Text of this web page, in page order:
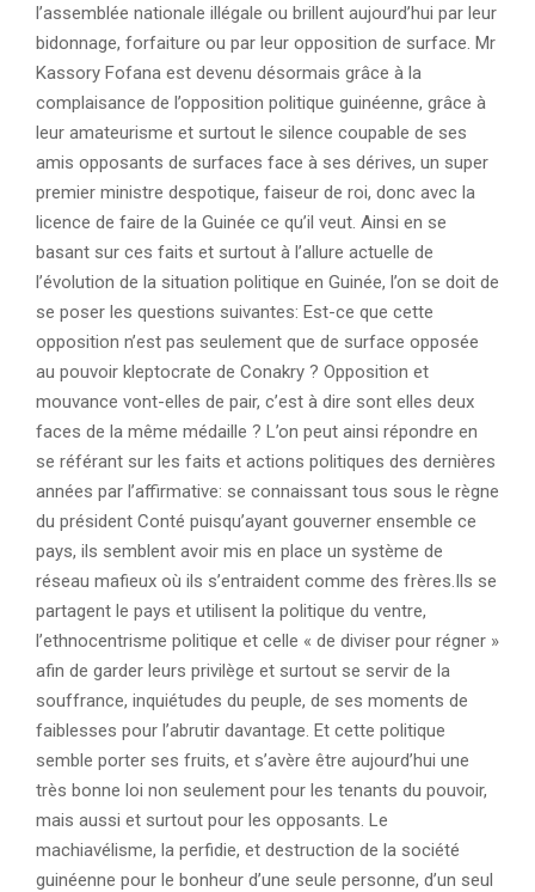
l’assemblée nationale illégale ou brillent aujourd’hui par leur
bidonnage, forfaiture ou par leur opposition de surface. Mr
Kassory Fofana est devenu désormais grâce à la
complaisance de l’opposition politique guinéenne, grâce à
leur amateurisme et surtout le silence coupable de ses
amis opposants de surfaces face à ses dérives, un super
premier ministre despotique, faiseur de roi, donc avec la
licence de faire de la Guinée ce qu’il veut. Ainsi en se
basant sur ces faits et surtout à l’allure actuelle de
l’évolution de la situation politique en Guinée, l’on se doit de
se poser les questions suivantes: Est-ce que cette
opposition n’est pas seulement que de surface opposée
au pouvoir kleptocrate de Conakry ? Opposition et
mouvance vont-elles de pair, c’est à dire sont elles deux
faces de la même médaille ? L’on peut ainsi répondre en
se référant sur les faits et actions politiques des dernières
années par l’affirmative: se connaissant tous sous le règne
du président Conté puisqu’ayant gouverner ensemble ce
pays, ils semblent avoir mis en place un système de
réseau mafieux où ils s’entraident comme des frères.Ils se
partagent le pays et utilisent la politique du ventre,
l’ethnocentrisme politique et celle « de diviser pour régner »
afin de garder leurs privilège et surtout se servir de la
souffrance, inquiétudes du peuple, de ses moments de
faiblesses pour l’abrutir davantage. Et cette politique
semble porter ses fruits, et s’avère être aujourd’hui une
très bonne loi non seulement pour les tenants du pouvoir,
mais aussi et surtout pour les opposants. Le
machiavélisme, la perfidie, et destruction de la société
guinéenne pour le bonheur d’une seule personne, d’un seul